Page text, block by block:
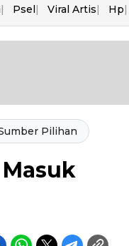
Psel Viral Artis Hp
Pilihan